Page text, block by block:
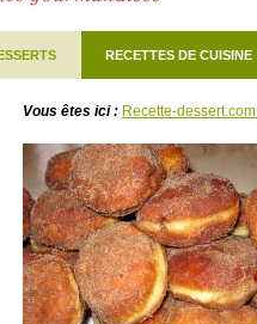
RECETTES DE CUISINE
Vous êtes ici : Recette-dessert.com